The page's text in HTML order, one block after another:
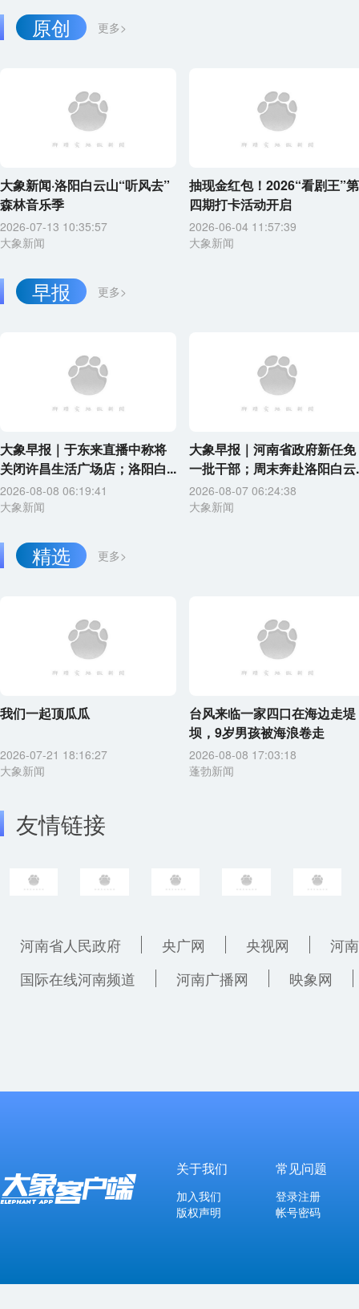
更多>
原创
大象新闻·洛阳白云山“听风去”
森林音乐季
2026-07-13 10:35:57
大象新闻
抽现金红包！2026“看剧王”第
四期打卡活动开启
2026-06-04 11:57:39
大象新闻
更多>
早报
大象早报｜于东来直播中称将
关闭许昌生活广场店；洛阳白...
2026-08-08 06:19:41
大象新闻
大象早报｜河南省政府新任免
一批干部；周末奔赴洛阳白云
2026-08-07 06:24:38
大象新闻
更多>
精选
我们一起顶瓜瓜
2026-07-21 18:16:27
大象新闻
台风来临一家四口在海边走堤
坝，9岁男孩被海浪卷走
2026-08-08 17:03:18
蓬勃新闻
友情链接
河南省人民政府 央广网 央视网
河
国际在线河南频道
河南广播网 映象网
关于我们
加入我们
版权声明
常见问题
登录注册
帐号密码